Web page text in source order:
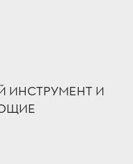
ИНСТРУМЕНТ И